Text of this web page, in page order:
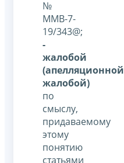
№
ММВ-7-
19/343@;
-
жалобой
(апелляционной
жалобой)
по
смыслу,
придаваемому
этому
понятию
статьями